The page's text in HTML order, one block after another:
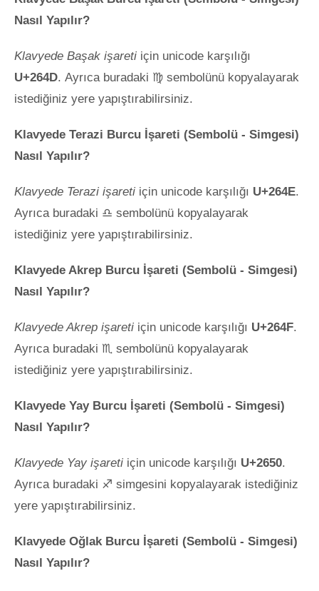
Nasıl Yapılır?
Klavyede Başak işareti için unicode karşılığı
U+264D. Ayrıca buradaki ♍ sembolünü kopyalayarak
istediğiniz yere yapıştırabilirsiniz.
Klavyede Terazi Burcu İşareti (Sembolü - Simgesi)
Nasıl Yapılır?
Klavyede Terazi işareti için unicode karşılığı U+264E.
Ayrıca buradaki ♎ sembolünü kopyalayarak
istediğiniz yere yapıştırabilirsiniz.
Klavyede Akrep Burcu İşareti (Sembolü - Simgesi)
Nasıl Yapılır?
Klavyede Akrep işareti için unicode karşılığı U+264F.
Ayrıca buradaki ♏ sembolünü kopyalayarak
istediğiniz yere yapıştırabilirsiniz.
Klavyede Yay Burcu İşareti (Sembolü - Simgesi)
Nasıl Yapılır?
Klavyede Yay işareti için unicode karşılığı U+2650.
Ayrıca buradaki ♐ simgesini kopyalayarak istediğiniz
yere yapıştırabilirsiniz.
Klavyede Oğlak Burcu İşareti (Sembolü - Simgesi)
Nasıl Yapılır?